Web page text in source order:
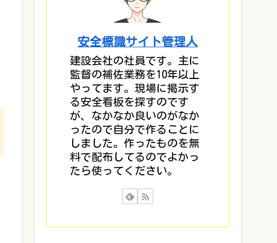
安全標識サイト管理人
建設会社の社員です。主に
監督の補佐業務を10年以上
やってます。現場に掲示す
る安全看板を探すのです
が、なかなか良いのがなか
ったので自分で作ることに
しました。作ったものを無
料で配布してるのでよかっ
たら使ってください。